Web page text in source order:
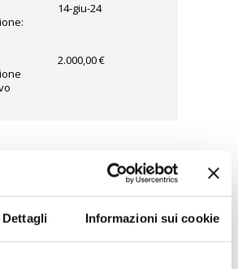
Dettagli Informazioni sui cookie
14-giu-24
2.000,00 €
DATI NAZIONALE
PUBBLICI – BDNCP –
AFFIDAMENTO